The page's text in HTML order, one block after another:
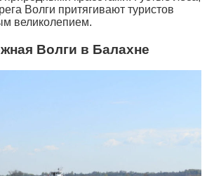
Волги притягивают туристов
великолепием.
Волги в Балахне